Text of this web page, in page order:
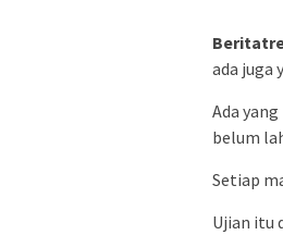
ada juga
Ada
belum
Setiap
Ujian itu